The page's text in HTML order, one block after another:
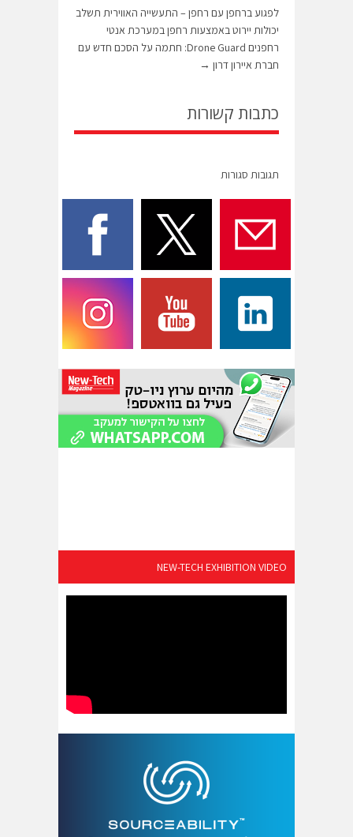
לפגוע ברחפן עם רחפן – התעשייה האווירית תשלב
יכולות יירוט באמצעות רחפן במערכת אנטי
רחפנים Drone Guard: חתמה על הסכם חדש עם
חברת איירון דרון →
כתבות קשורות
תגובות סגורות
NEW-TECH EXHIBITION VIDEO